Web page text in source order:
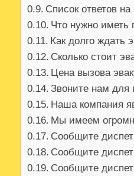
Список ответов
Что нужно иметь
Как долго ждать
Сколько стоит
Цена вызова
Звоните нам для
Наша компания
Мы имеем
Сообщите
Сообщите
Сообщите